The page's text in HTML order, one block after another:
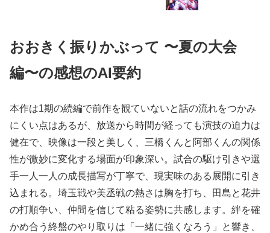
おおきく振りかぶって 〜夏の大会
編〜の感想のAI要約
本作は1期の続編で前作を観ていないと話の流れをつかみ
にくい点はあるが、放送から時間が経っても演技の迫力は
健在で、映像は一段と美しく、三橋くんと阿部くんの関係
性が微妙に変化する場面が印象深い。試合の駆け引きや選
手一人一人の成長描写が丁寧で、現実味のある展開に引き
込まれる。埼玉戦や美丞戦の熱さは胸を打ち、田島と花井
の打順争い、仲間を信じて粘る姿勢に共感します。絆を確
かめ合う終盤のやり取りは「一緒に強くなろう」と響き、